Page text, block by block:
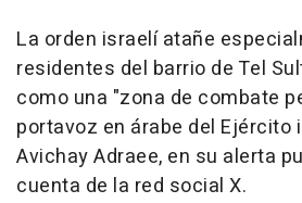
La orden israelí atañe
residentes del barrio de Tel
como una "zona de combate
portavoz en árabe del Ejército
Avichay Adraee, en su alerta
cuenta de la red social X.